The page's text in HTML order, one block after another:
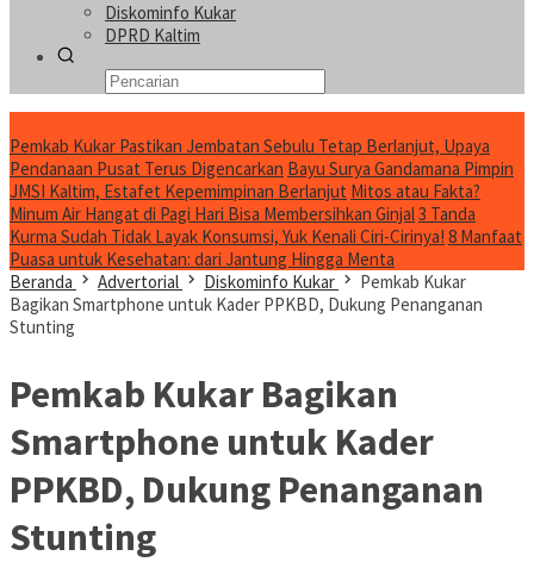
Diskominfo Kukar
DPRD Kaltim
Pemkab Kukar Pastikan Jembatan Sebulu Tetap Berlanjut, Upaya
Pendanaan Pusat Terus Digencarkan Bayu Surya Gandamana Pimpin
JMSI Kaltim, Estafet Kepemimpinan Berlanjut Mitos atau Fakta?
Minum Air Hangat di Pagi Hari Bisa Membersihkan Ginjal3 Tanda
Kurma Sudah Tidak Layak Konsumsi, Yuk Kenali Ciri-Cirinya! 8 Manfaat
Puasa untuk Kesehatan: dari Jantung Hingga Menta
Beranda
Advertorial Diskominfo Kukar
Pemkab Kukar
Bagikan Smartphone untuk Kader PPKBD, Dukung Penanganan
Stunting
Pemkab Kukar Bagikan
Smartphone untuk Kader
PPKBD, Dukung Penanganan
Stunting